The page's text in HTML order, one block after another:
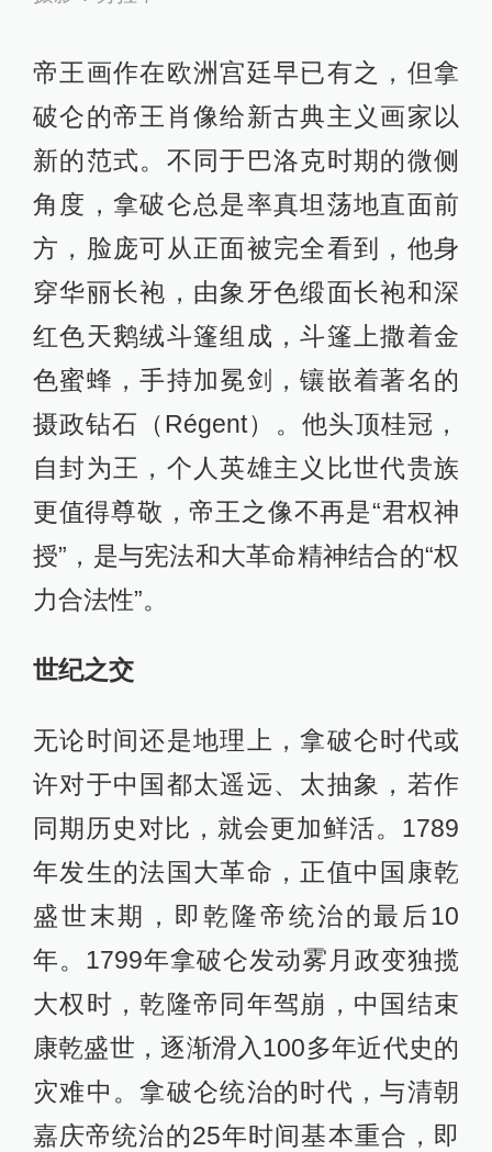
帝王画作在欧洲宫廷早已有之，但拿
破仑的帝王肖像给新古典主义画家以
新的范式。不同于巴洛克时期的微侧
角度，拿破仑总是率真坦荡地直面前
方，脸庞可从正面被完全看到，他身
穿华丽长袍，由象牙色缎面长袍和深
红色天鹅绒斗篷组成，斗篷上撒着金
色蜜蜂，手持加冕剑，镶嵌着著名的
摄政钻石（Régent）。他头顶桂冠，
自封为王，个人英雄主义比世代贵族
更值得尊敬，帝王之像不再是“君权神
授”，是与宪法和大革命精神结合的“权
力合法性”。
世纪之交
无论时间还是地理上，拿破仑时代或
许对于中国都太遥远、太抽象，若作
同期历史对比，就会更加鲜活。1789
年发生的法国大革命，正值中国康乾
盛世末期，即乾隆帝统治的最后10
年。1799年拿破仑发动雾月政变独揽
大权时，乾隆帝同年驾崩，中国结束
康乾盛世，逐渐滑入100多年近代史的
灾难中。拿破仑统治的时代，与清朝
嘉庆帝统治的25年时间基本重合，即